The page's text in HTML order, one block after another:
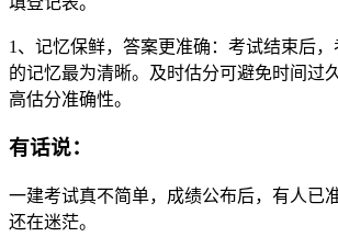
1、记忆保鲜，答案更准确：考试结束后
的记忆最为清晰。及时估分可避免时间过
高估分准确性。
有话说：
一建考试真不简单，成绩公布后，有人已
还在迷茫。